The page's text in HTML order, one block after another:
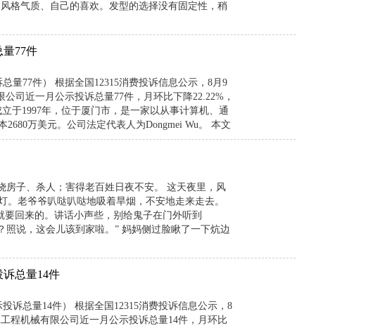
格气质、自己的喜欢。发型的选择没有固定性，稍
量77件
量77件） 根据全国12315消费投诉信息公示，8月9
司近一月公示投诉总量77件，月环比下降22.22%，
于1997年，位于厦门市，是一家以从事计算机、通
万美元。公司法定代表人为Dongmei Wu。 本文
房子、杀人；害得老百姓日夜不安。 这天夜里，风
老爷爷叭哒叭哒地吸着旱烟，不安地走来走去。
回来的。讲话小声些，别给鬼子在门外听到
说，这会儿该到家啦。” 妈妈侧过脸瞅了一下炕边
总量14件
诉总量14件） 根据全国12315消费投诉信息公示，8
程机械有限公司近一月公示投诉总量14件，月环比